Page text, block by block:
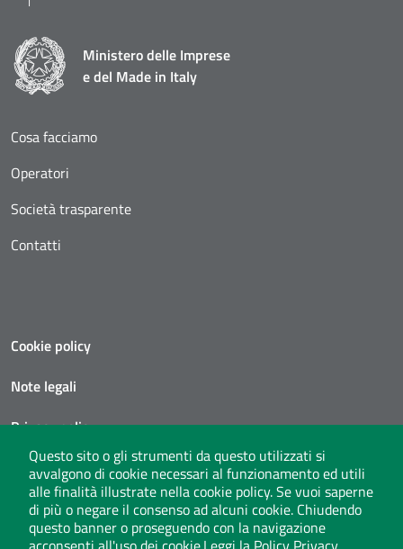
Questo sito o gli strumenti da questo utilizzati si
avvalgono di cookie necessari al funzionamento ed utili
alle finalità illustrate nella cookie policy. Se vuoi saperne
di più o negare il consenso ad alcuni cookie. Chiudendo
questo banner o proseguendo con la navigazione
Ministero delle Imprese
e del Made in Italy
Cosa facciamo
Operatori
Società trasparente
Contatti
Cookie policy
Note legali
Privacy policy
Social media policy
Privacy policy call center